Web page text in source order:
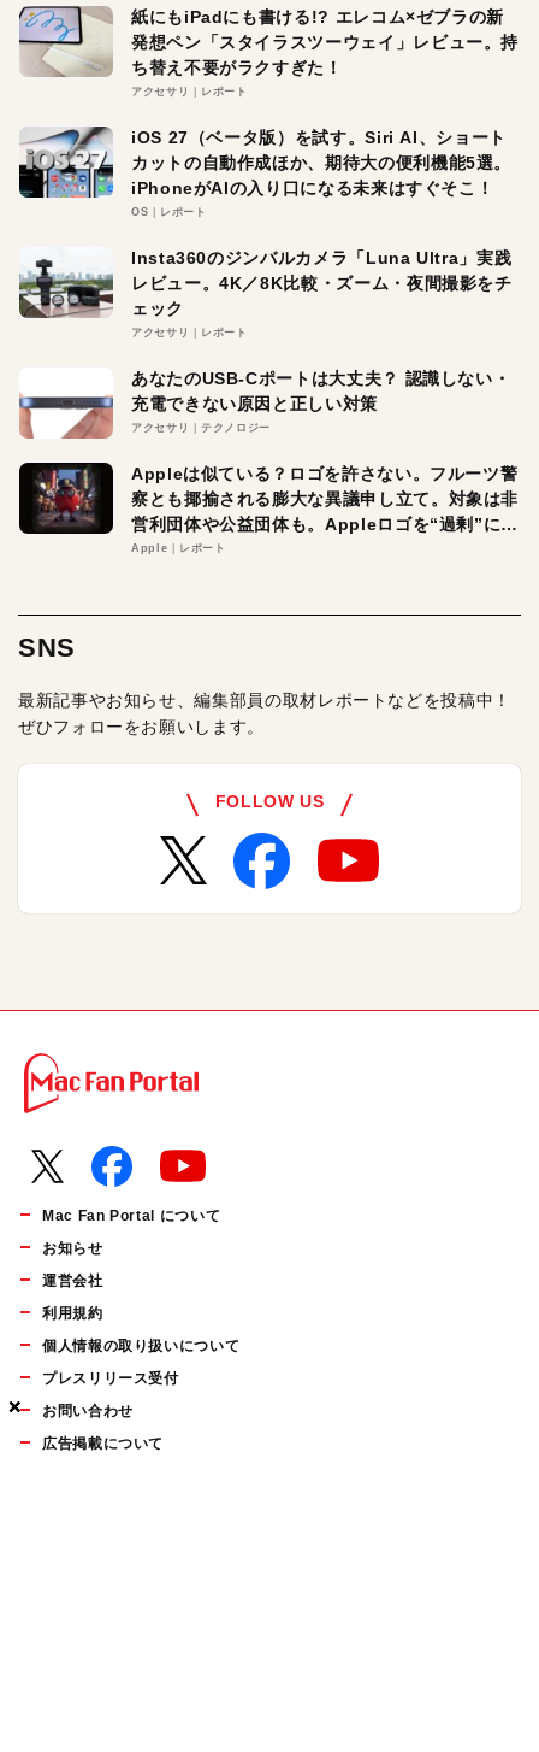
×
×
×
紙にもiPadにも書ける!? エレコム×ゼブラの新
発想ペン「スタイラスツーウェイ」レビュー。持
ち替え不要がラクすぎた！
アクセサリ レポート
iOS 27（ベータ版）を試す。Siri AI、ショート
カットの自動作成ほか、期待大の便利機能5選。
iPhoneがAIの入り口になる未来はすぐそこ！
OS レポート
Insta360のジンバルカメラ「Luna Ultra」実践
レビュー。4K／8K比較・ズーム・夜間撮影をチ
ェック
アクセサリ レポート
あなたのUSB-Cポートは大丈夫？ 認識しない・
充電できない原因と正しい対策
アクセサリ テクノロジー
Appleは似ている？ロゴを許さない。フルーツ警
察とも揶揄される膨大な異議申し立て。対象は非
営利団体や公益団体も。Appleロゴを“過剰”に守
る理由とは
Apple レポート
SNS
最新記事やお知らせ、編集部員の取材レポートなどを投稿中！
ぜひフォローをお願いします。
FOLLOW US
Mac Fan Portal について
お知らせ
運営会社
利用規約
個人情報の取り扱いについて
プレスリリース受付
お問い合わせ
広告掲載について